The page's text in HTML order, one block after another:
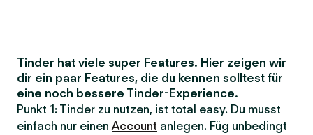
Tinder hat viele super Features. Hier zeigen wir
dir ein paar Features, die du kennen solltest für
eine noch bessere Tinder-Experience.
Punkt 1: Tinder zu nutzen, ist total easy. Du musst
einfach nur einenAccount anlegen. Füg unbedingt